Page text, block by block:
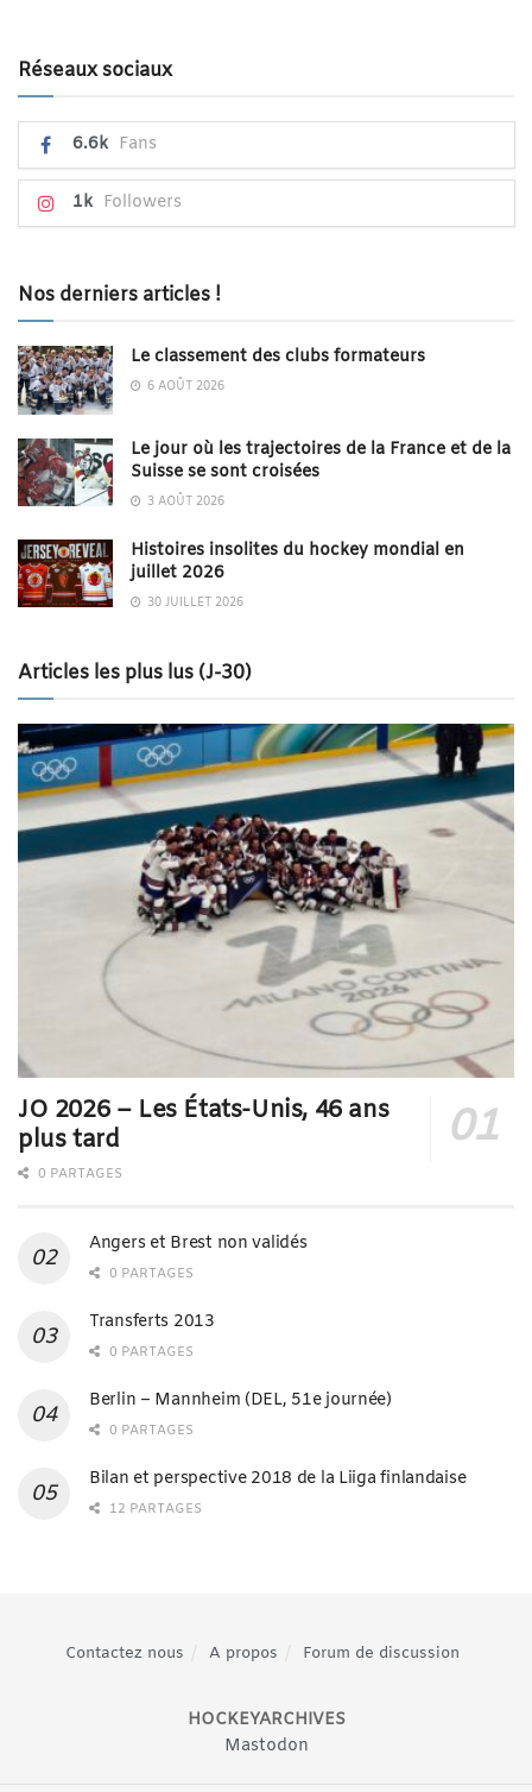
Réseaux sociaux
6.6k Fans
1k Followers
Nos derniers articles !
Le classement des clubs formateurs
6 AOÛT 2026
Le jour où les trajectoires de la France et de la
Suisse se sont croisées
3 AOÛT 2026
Histoires insolites du hockey mondial en
juillet 2026
30 JUILLET 2026
Articles les plus lus (J-30)
JO 2026 – Les États-Unis, 46 ans
plus tard
0 PARTAGES
Angers et Brest non validés
0 PARTAGES
Transferts 2013
0 PARTAGES
Berlin – Mannheim (DEL, 51e journée)
0 PARTAGES
Bilan et perspective 2018 de la Liiga finlandaise
12 PARTAGES
Contactez nous A propos Forum de discussion
HOCKEYARCHIVES
Mastodon